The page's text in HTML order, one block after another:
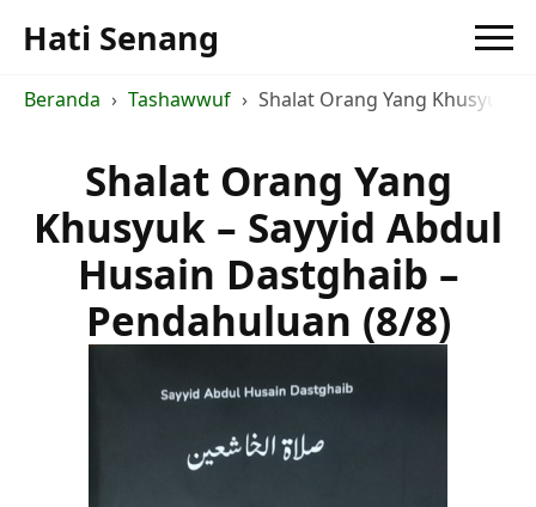
Hati Senang
Beranda Tashawwuf Shalat Orang Yang Khusyuk -
Shalat Orang Yang
Khusyuk – Sayyid Abdul
Husain Dastghaib –
Pendahuluan (8/8)